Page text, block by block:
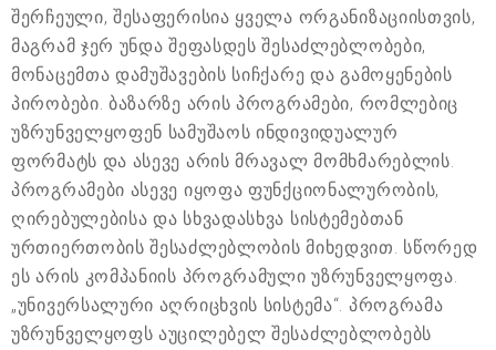
შერჩეული, შესაფერისია ყველა ორგანიზაციისთვის,
მაგრამ ჯერ უნდა შეფასდეს შესაძლებლობები,
მონაცემთა დამუშავების სიჩქარე და გამოყენების
პირობები. ბაზარზე არის პროგრამები, რომლებიც
უზრუნველყოფენ სამუშაოს ინდივიდუალურ
ფორმატს და ასევე არის მრავალ მომხმარებლის.
პროგრამები ასევე იყოფა ფუნქციონალურობის,
ღირებულებისა და სხვადასხვა სისტემებთან
ურთიერთობის შესაძლებლობის მიხედვით. სწორედ
ეს არის კომპანიის პროგრამული უზრუნველყოფა.
„უნივერსალური აღრიცხვის სისტემა“. პროგრამა
უზრუნველყოფს აუცილებელ შესაძლებლობებს